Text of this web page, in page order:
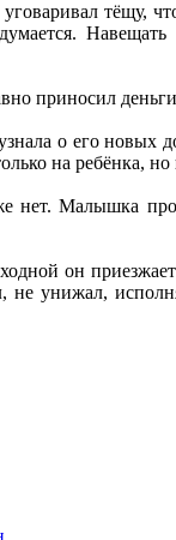
тёщу,
приносил
о его новых
на ребёнка,
нет. Малышка
он
не унижал,